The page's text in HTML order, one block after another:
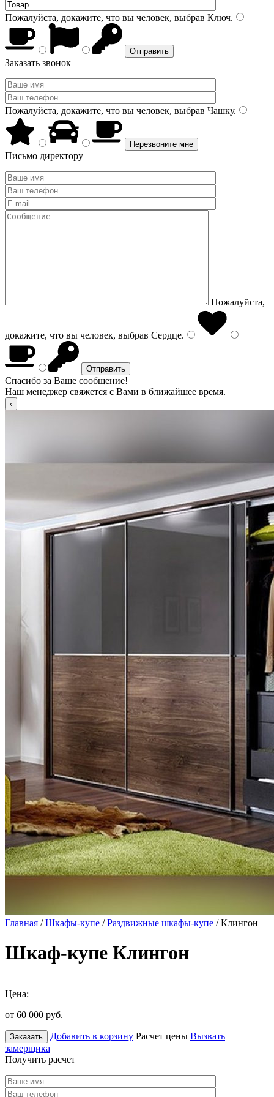
Пожалуйста, докажите, что вы человек, выбрав Ключ.
Заказать звонок
Пожалуйста, докажите, что вы человек, выбрав Чашку.
Письмо директору
Пожалуйста,
докажите, что вы человек, выбрав Сердце.
Спасибо за Ваше сообщение!
Наш менеджер свяжется с Вами в ближайшее время.
Главная /Шкафы-купе /Раздвижные шкафы-купе / Клингон
Шкаф-купе Клингон
Цена:
от 60 000 руб.
Заказать Добавить в корзину Расчет цены Вызвать
замерщика
Получить расчет